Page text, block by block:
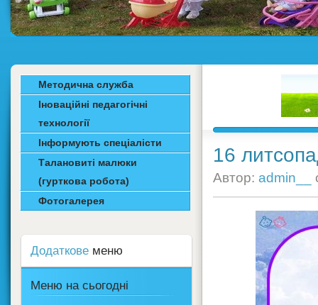
16
Автор: admin__
Методична служба
Іноваційні педагогічні
технології
Інформують спеціалісти
Талановиті малюки
(гурткова робота)
Фотогалерея
Додаткове меню
Меню на сьогодні